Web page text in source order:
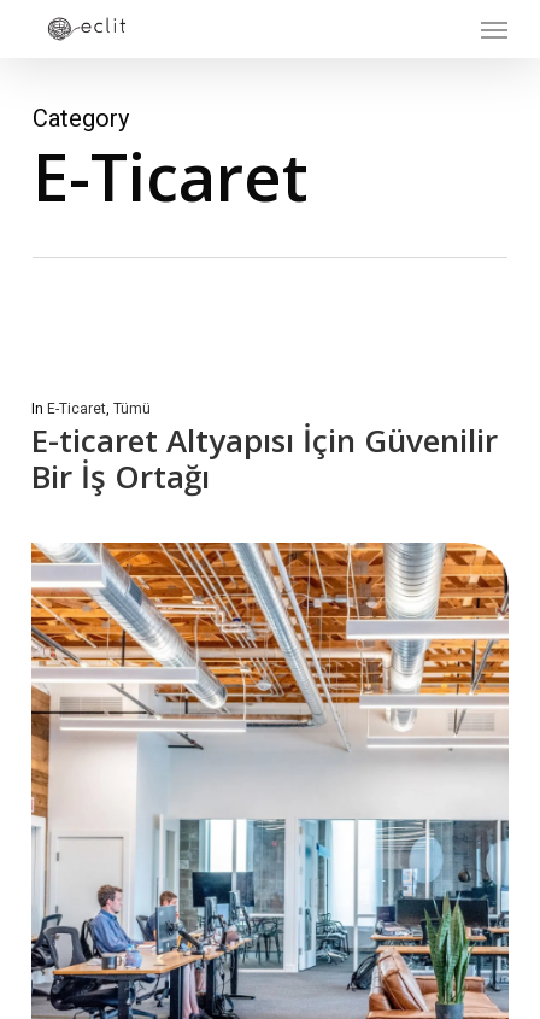
content
Category
E-Ticaret
In E-Ticaret, Tümü
E-ticaret Altyapısı İçin Güvenilir
Bir İş Ortağı